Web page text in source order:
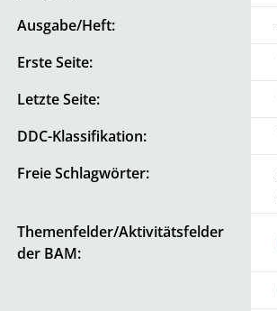
Ausgabe/Heft:
Erste Seite:
Letzte Seite:
DDC-Klassifikation:
Freie Schlagwörter:
Themenfelder/Aktivitätsfelder
der BAM: